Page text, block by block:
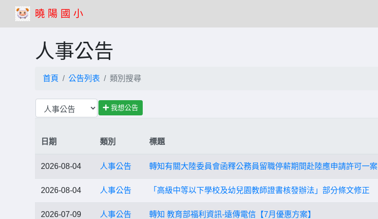
曉 陽 國 小
人事公告
首頁 公告列表 類別搜尋
我想公告
日期 類別 標題
2026-08-04 人事公告 轉知有關大陸委員會函釋公務員留職停薪期間赴陸應申請許可一案
2026-08-04 人事公告 「高級中等以下學校及幼兒園教師證書核發辦法」部分條文修正
2026-07-09 人事公告 轉知 教育部福利資訊-遠傳電信【7月優惠方案】